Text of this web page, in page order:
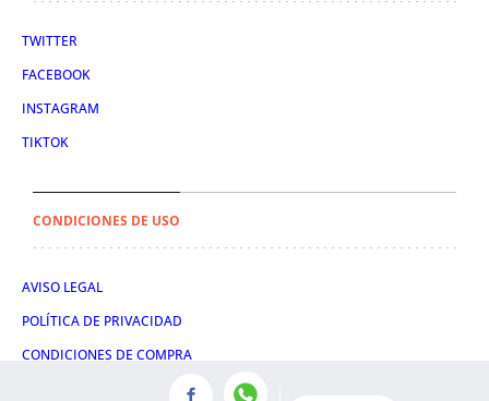
TWITTER
FACEBOOK
INSTAGRAM
TIKTOK
CONDICIONES DE USO
AVISO LEGAL
POLÍTICA DE PRIVACIDAD
CONDICIONES DE COMPRA